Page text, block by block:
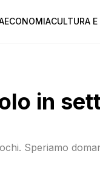
ECONOMIACULTURA E
in
Speriamo